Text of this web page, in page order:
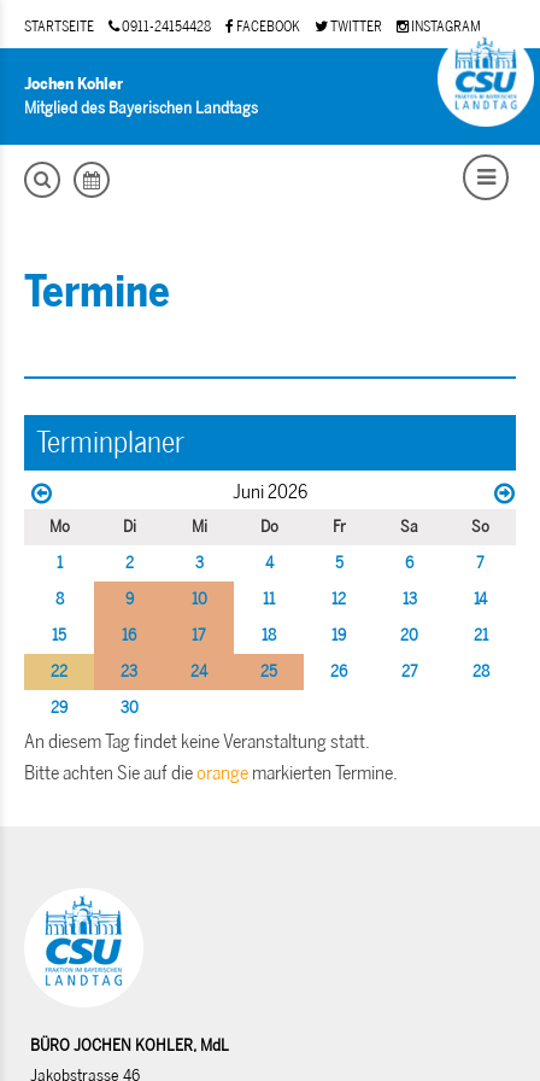
STARTSEITE 0911-24154428 FACEBOOK TWITTER INSTAGRAM
Jochen Kohler
Mitglied des Bayerischen Landtags
Termine
Terminplaner
Juni 2026
Mo Di Mi Do Fr Sa
So
1
2 3 4 5 6
7
8
9 10 11 12 13
14
15
16 17 18 19 20
21
22
23 24 25 26 27
28
29
30
An diesem Tag findet keine Veranstaltung statt.
Bitte achten Sie auf dieorange markierten Termine.
BÜRO JOCHEN KOHLER, MdL
Jakobstrasse 46